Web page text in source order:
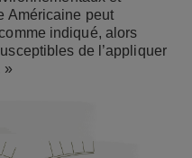
Américaine peut
indiqué, alors
de l’appliquer
»